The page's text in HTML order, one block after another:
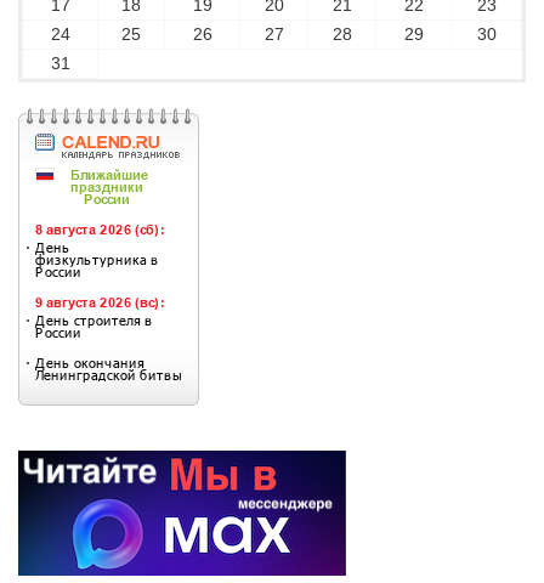
17 18 19 20 21 22
23
24
25 26 27 28 29
30
31